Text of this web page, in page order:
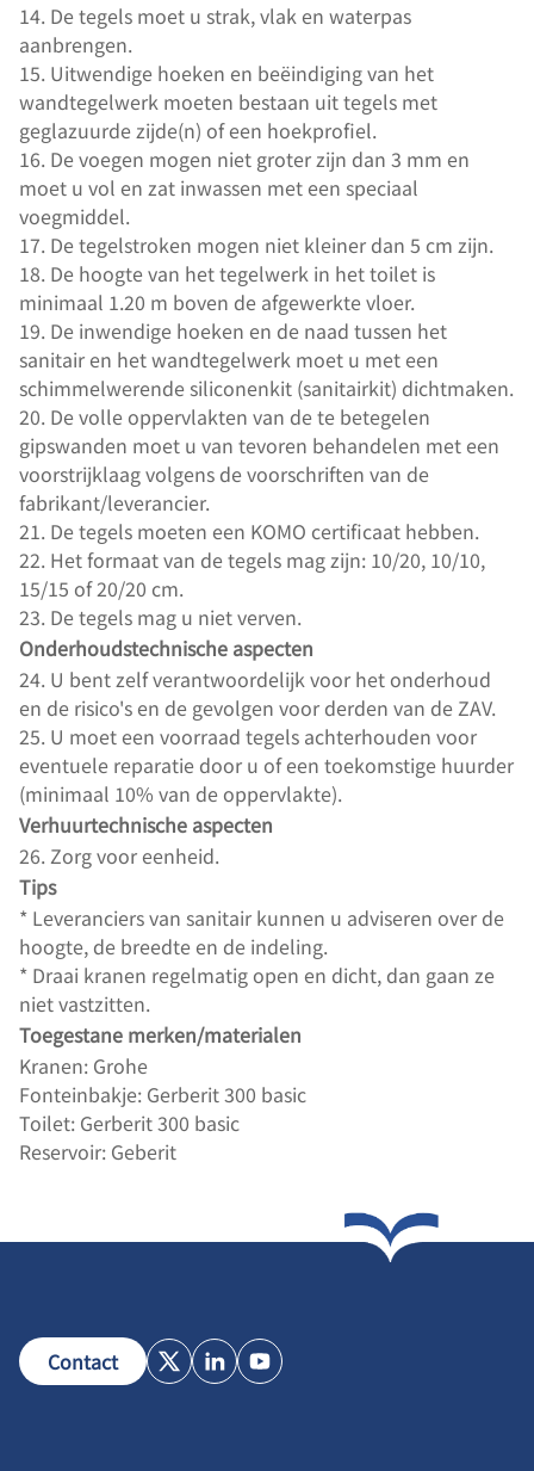
14. De tegels moet u strak, vlak en waterpas
aanbrengen.
15. Uitwendige hoeken en beëindiging van het
wandtegelwerk moeten bestaan uit tegels met
geglazuurde zijde(n) of een hoekprofiel.
16. De voegen mogen niet groter zijn dan 3 mm en
moet u vol en zat inwassen met een speciaal
voegmiddel.
17. De tegelstroken mogen niet kleiner dan 5 cm zijn.
18. De hoogte van het tegelwerk in het toilet is
minimaal 1.20 m boven de afgewerkte vloer.
19. De inwendige hoeken en de naad tussen het
sanitair en het wandtegelwerk moet u met een
schimmelwerende siliconenkit (sanitairkit) dichtmaken.
20. De volle oppervlakten van de te betegelen
gipswanden moet u van tevoren behandelen met een
voorstrijklaag volgens de voorschriften van de
fabrikant/leverancier.
21. De tegels moeten een KOMO certificaat hebben.
22. Het formaat van de tegels mag zijn: 10/20, 10/10,
15/15 of 20/20 cm.
23. De tegels mag u niet verven.
Onderhoudstechnische aspecten
24. U bent zelf verantwoordelijk voor het onderhoud
en de risico's en de gevolgen voor derden van de ZAV.
25. U moet een voorraad tegels achterhouden voor
eventuele reparatie door u of een toekomstige huurder
(minimaal 10% van de oppervlakte).
Verhuurtechnische aspecten
26. Zorg voor eenheid.
Tips
* Leveranciers van sanitair kunnen u adviseren over de
hoogte, de breedte en de indeling.
* Draai kranen regelmatig open en dicht, dan gaan ze
niet vastzitten.
Toegestane merken/materialen
Kranen: Grohe
Fonteinbakje: Gerberit 300 basic
Toilet: Gerberit 300 basic
Reservoir: Geberit
Contact X LinkedInYoutube